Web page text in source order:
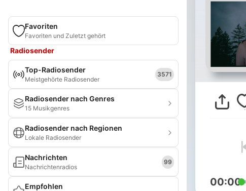
Favoriten
Favoriten und Zuletzt gehört
Radiosender
Top-Radiosender
Meistgehörte Radiosender
3571
Radiosender nach Genres
15 Musikgenres
Radiosender nach Regionen
Lokale Radiosender
Nachrichten
Nachrichtenradios
99
Empfohlen 00:00